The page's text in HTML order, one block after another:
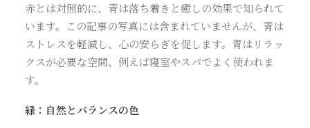
赤とは対照的に、青は落ち着きと癒しの効果で知られて
います。この記事の写真には含まれていませんが、青は
ストレスを軽減し、心の安らぎを促します。青はリラッ
クスが必要な空間、例えば寝室やスパでよく使われま
す。
緑：自然とバランスの色